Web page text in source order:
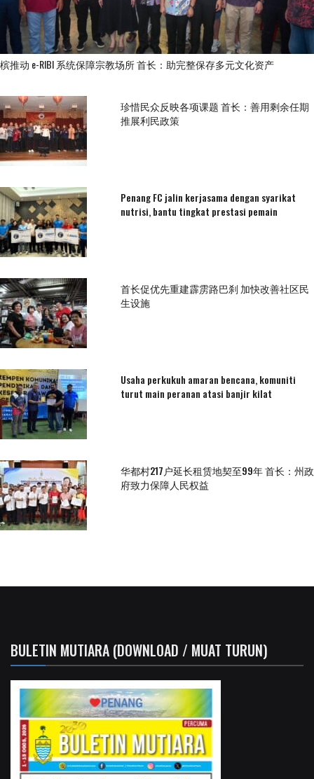
槟推动 e-RIBI 系统保障宗教场所 首长：助完整保存多元文化资产
珍惜民众反映各项课题 首长：善用剩余任期
推展利民政策
Penang FC jalin kerjasama dengan syarikat
nutrisi, bantu tingkat prestasi pemain
首长促优先重建霹雳路巴刹 加快改善社区民
生设施
Usaha perkukuh amaran bencana, komuniti
turut main peranan atasi banjir kilat
华都村217户延长租赁地契至99年 首长：州政
府致力保障人民权益
BULETIN MUTIARA (DOWNLOAD / MUAT TURUN)